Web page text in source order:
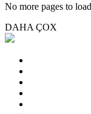
No more pages to load
DAHA ÇOX